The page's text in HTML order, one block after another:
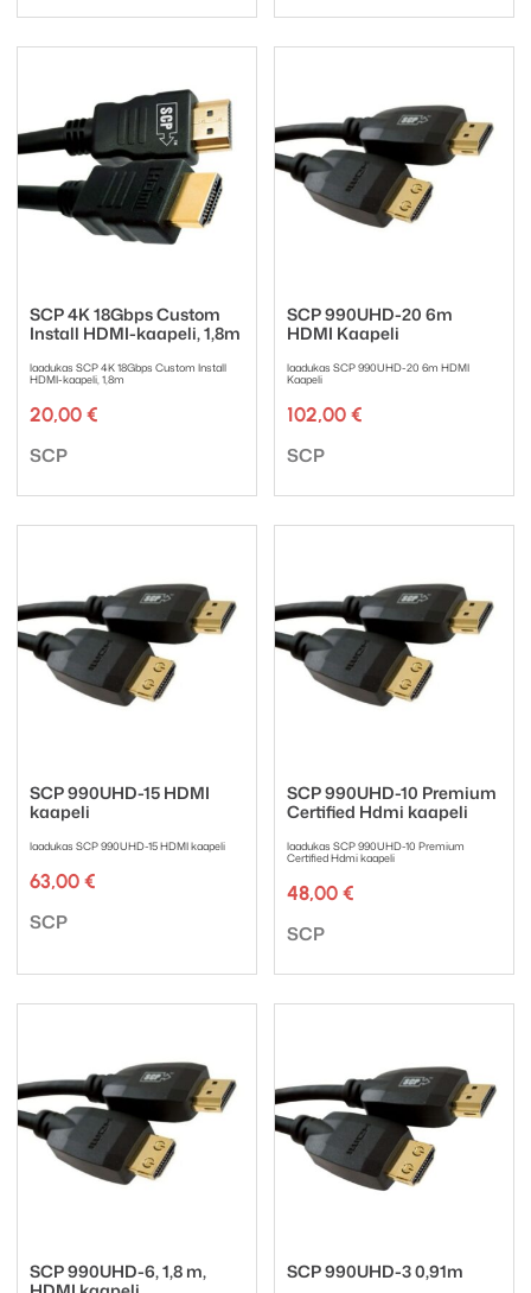
SCP 4K 18Gbps Custom
Install HDMI-kaapeli, 1,8m
laadukas SCP 4K 18Gbps Custom Install
HDMI-kaapeli, 1,8m
20,00 €
Tuotemerkki:
SCP
SCP 990UHD-20 6m
HDMI Kaapeli
laadukas SCP 990UHD-20 6m HDMI
Kaapeli
102,00 €
Tuotemerkki:
SCP
SCP 990UHD-15 HDMI
kaapeli
laadukas SCP 990UHD-15 HDMI kaapeli
63,00 €
Tuotemerkki:
SCP
SCP 990UHD-10 Premium
Certified Hdmi kaapeli
laadukas SCP 990UHD-10 Premium
Certified Hdmi kaapeli
48,00 €
Tuotemerkki:
SCP
SCP 990UHD-6, 1,8 m,
SCP 990UHD-3 0,91m